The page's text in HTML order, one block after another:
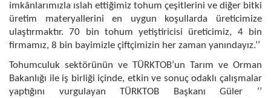
imkânlarımızla ıslah ettiğimiz tohum çeşitlerini ve diğer bitki
üretim materyallerini en uygun koşullarda üreticimize
ulaştırmaktır. 70 bin tohum yetiştiricisi üreticimiz, 4 bin
firmamız, 8 bin bayimizle çiftçimizin her zaman yanındayız.’’
Tohumculuk sektörünün ve TÜRKTOB’un Tarım ve Orman
Bakanlığı ile iş birliği içinde, etkin ve sonuç odaklı çalışmalar
yaptığını vurgulayan TÜRKTOB Başkanı Güler ‘’